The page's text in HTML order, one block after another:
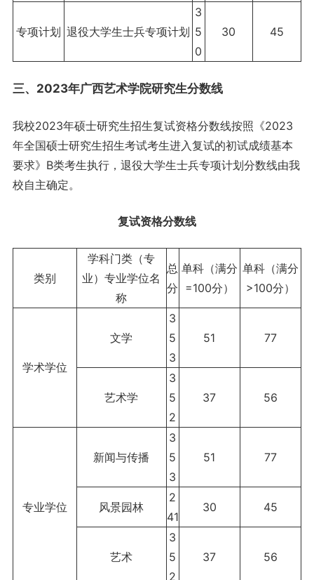
专项计划 退役大学生士兵专项计划
3
5
0
30 45
三、2023年广西艺术学院研究生分数线
我校2023年硕士研究生招生复试资格分数线按照《2023
年全国硕士研究生招生考试考生进入复试的初试成绩基本
要求》B类考生执行，退役大学生士兵专项计划分数线由我
校自主确定。
复试资格分数线
类别
学科门类（专
业）专业学位名
称
总
分
单科（满分
=100分）
单科（满分
>100分）
学术学位
文学
3
5
3
51 77
艺术学
3
5
2
37 56
专业学位
新闻与传播
3
5
3
51 77
风景园林
2
41
30 45
艺术
3
5
2
37 56